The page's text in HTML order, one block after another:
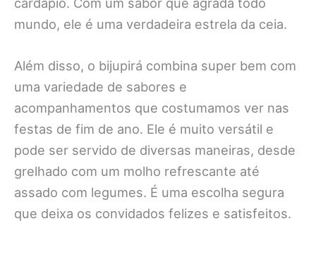
mundo, ele é uma verdadeira estrela da ceia.
Além disso, o bijupirá combina super bem com
uma variedade de sabores e
acompanhamentos que costumamos ver nas
festas de fim de ano. Ele é muito versátil e
pode ser servido de diversas maneiras, desde
grelhado com um molho refrescante até
assado com legumes. É uma escolha segura
que deixa os convidados felizes e satisfeitos.